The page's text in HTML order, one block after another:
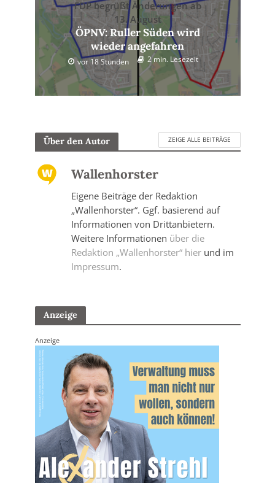
FDP begrüßt Änderungen ab
13. August
ÖPNV: Ruller Süden wird
wieder angefahren
vor 18 Stunden 2 min. Lesezeit
Über den Autor ZEIGE ALLE BEITRÄGE
Wallenhorster
Eigene Beiträge der Redaktion
„Wallenhorster“. Ggf. basierend auf
Informationen von Drittanbietern.
Weitere Informationen über die
Redaktion „Wallenhorster“ hierund im
Impressum.
Anzeige
Anzeige